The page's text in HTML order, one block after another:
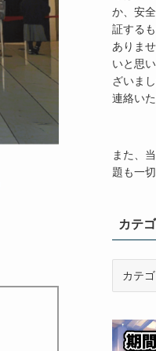
か、安
証する
ありま
いと思
ざいま
連絡い
また、
題も一
カテ
リ
ー